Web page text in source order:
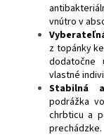
vnútro v
z topánky
vlastné
Stabilná
podrážka
chrbticu a
prechádzke.